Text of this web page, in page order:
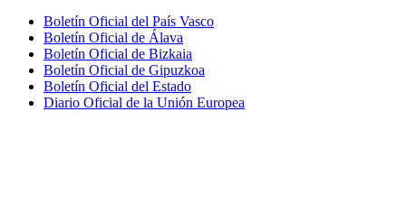
Boletín Oficial del País Vasco
Boletín Oficial de Álava
Boletín Oficial de Bizkaia
Boletín Oficial de Gipuzkoa
Boletín Oficial del Estado
Diario Oficial de la Unión Europea